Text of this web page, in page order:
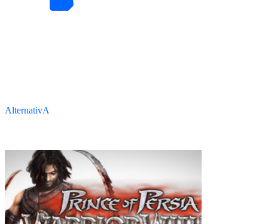
AlternativA